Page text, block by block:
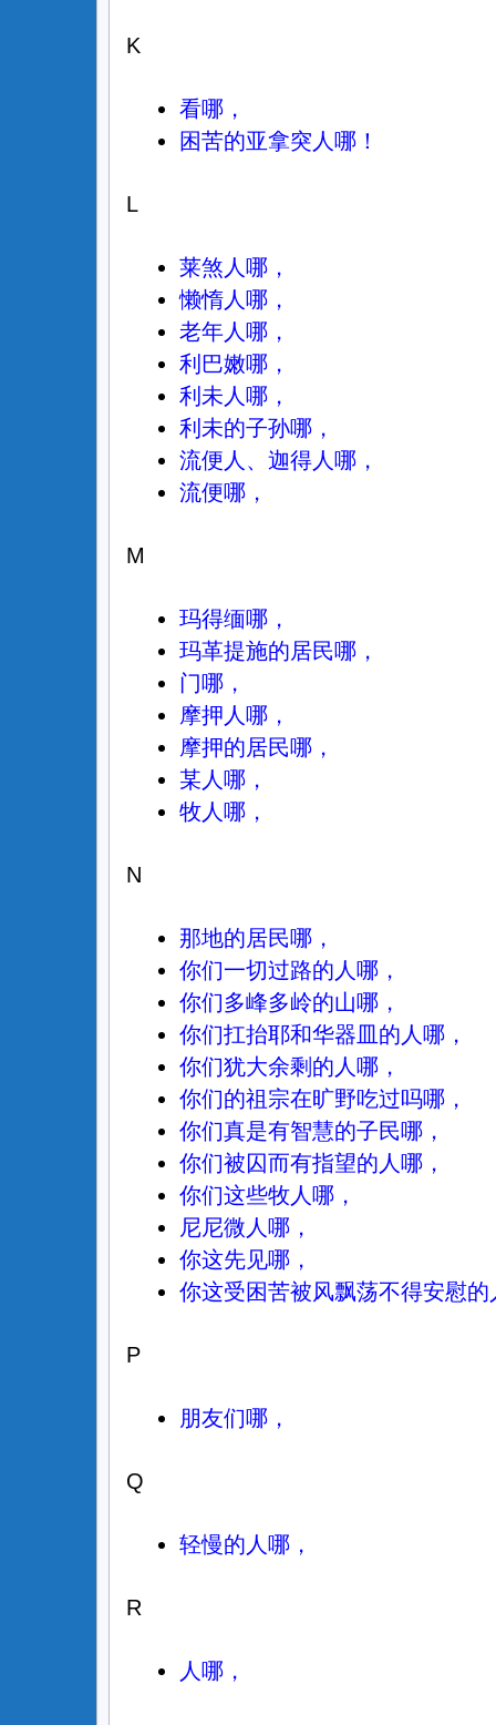
K
看哪，
困苦的亚拿突人哪！
L
莱煞人哪，
懒惰人哪，
老年人哪，
利巴嫩哪，
利未人哪，
利未的子孙哪，
流便人、迦得人哪，
流便哪，
M
玛得缅哪，
玛革提施的居民哪，
门哪，
摩押人哪，
摩押的居民哪，
某人哪，
牧人哪，
N
那地的居民哪，
你们一切过路的人哪，
你们多峰多岭的山哪，
你们扛抬耶和华器皿的人哪，
你们犹大余剩的人哪，
你们的祖宗在旷野吃过吗哪，
你们真是有智慧的子民哪，
你们被囚而有指望的人哪，
你们这些牧人哪，
尼尼微人哪，
你这先见哪，
你这受困苦被风飘荡不得安慰的
P
朋友们哪，
Q
轻慢的人哪，
R
人哪，